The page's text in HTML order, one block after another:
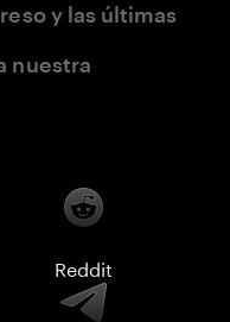
y las últimas
nuestra
Reddit